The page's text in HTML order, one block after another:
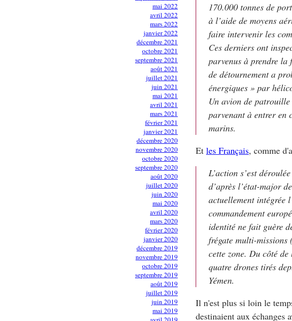
mai 2022
avril 2022
mars 2022
janvier 2022
décembre 2021
octobre 2021
septembre 2021
août 2021
juillet 2021
juin 2021
mai 2021
avril 2021
mars 2021
février 2021
janvier 2021
décembre 2020
novembre 2020
octobre 2020
septembre 2020
août 2020
juillet 2020
juin 2020
mai 2020
avril 2020
mars 2020
février 2020
janvier 2020
décembre 2019
novembre 2019
octobre 2019
septembre 2019
août 2019
juillet 2019
juin 2019
mai 2019
170.000 tonnes de
à l’aide de moyens
faire intervenir les
Ces derniers ont
parvenus à prendre
de détournement a
énergiques » par
Un avion de
parvenant à entrer en
marins.
Et les Français, comme
L’action s’est
d’après l’état-major
actuellement intégrée
commandement
identité ne fait guère
frégate multi-
cette zone. Du côté
quatre drones tirés
Yémen.
Il n'est plus si loin le
destinaient aux échanges